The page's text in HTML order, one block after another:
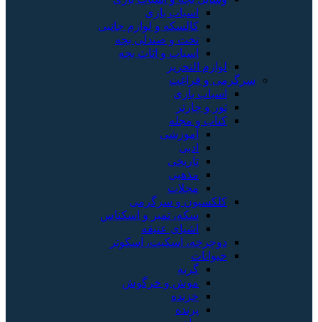
اسباب بازی
کالسکه و لوازم جانبی
تخت و صندلی بچه
اسباب و اثاث بچه
لوازم التحریر
سرگرمی و فراغت
اسباب‌ بازی
تور و چارتر
کتاب و مجله
آموزشی
ادبی
تاریخی
مذهبی
مجلات
کلکسیون و سرگرمی
سکه، تمبر و اسکناس
اشیای عتیقه
دوچرخه، اسکیت، اسکوتر
حیوانات
گربه
موش و خرگوش
خزنده
پرنده